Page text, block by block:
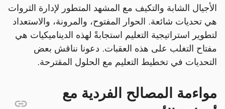
الأجيال الشابة والتكيف مع المشهد المتطور لإدارة الثروات
هي تحديات شائعة. الحوار المفتوح، والمرونة، والاستعداد
لتطوير استراتيجية التعليم استجابةً لهذه الديناميكيات هي
مفتاح التغلب على هذه العقبات. دعونا نناقش بعض
التحديات في تخطيط التعليم مع الحلول المقترحة.
مواءمة المصالح الفردية مع